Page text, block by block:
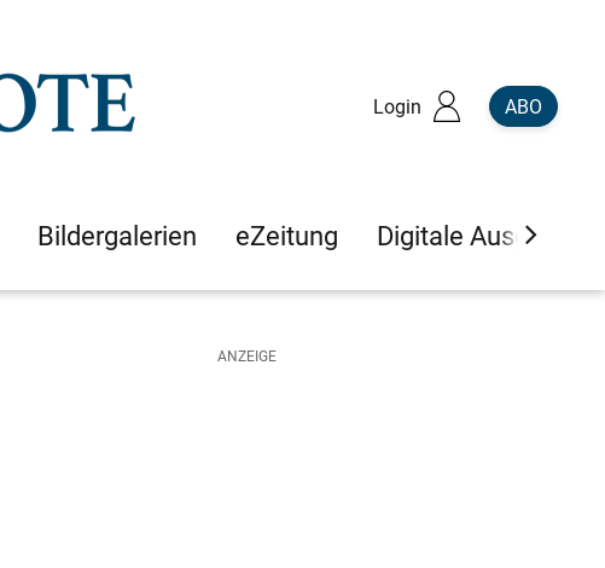
Login ABO
Bildergalerien eZeitung Digitale Ausgaben